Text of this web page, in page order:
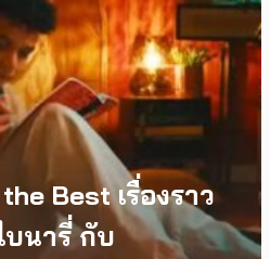
Best เรื่องราว
บนารี่ กับ